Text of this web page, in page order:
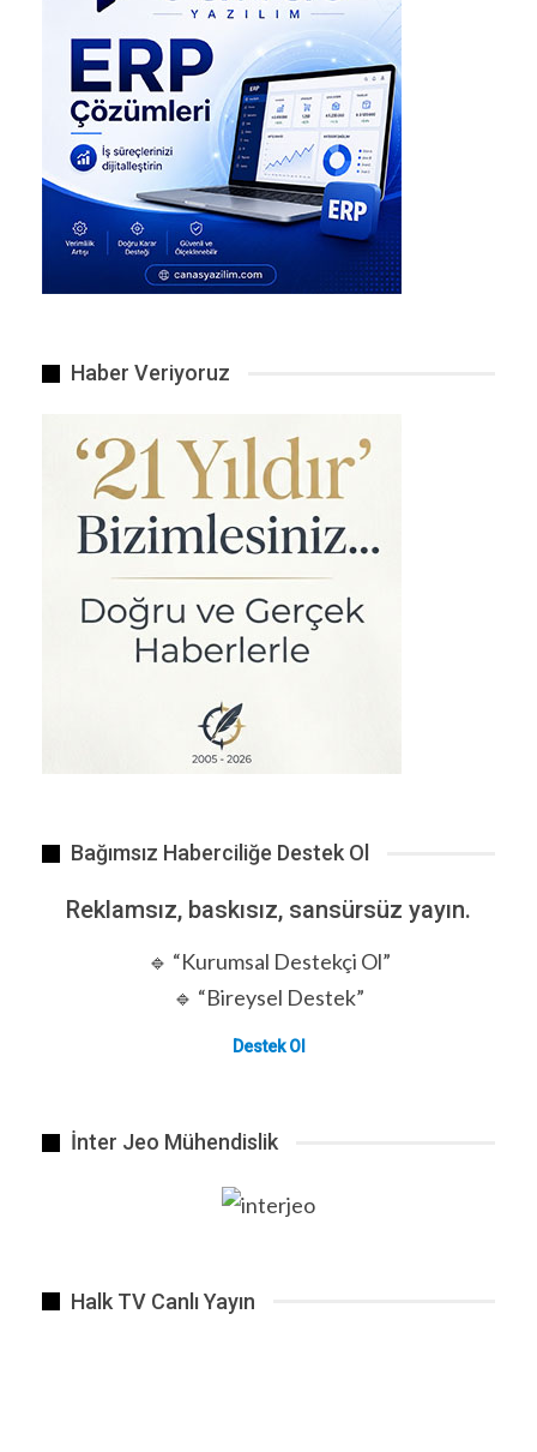
Haber Veriyoruz
Bağımsız Haberciliğe Destek Ol
Reklamsız, baskısız, sansürsüz yayın.
🔹 “Kurumsal Destekçi Ol”
🔹 “Bireysel Destek”
Destek Ol
İnter Jeo Mühendislik
Halk TV Canlı Yayın